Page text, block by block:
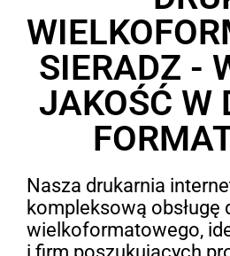
SIERADZ -
JAKOŚĆ W
Nasza drukarnia
kompleksową obsługę
wielkoformatowego,